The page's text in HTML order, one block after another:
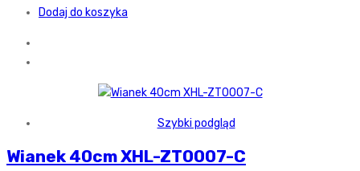
Dodaj do koszyka
Szybki podgląd
Wianek 40cm XHL-ZT0007-C